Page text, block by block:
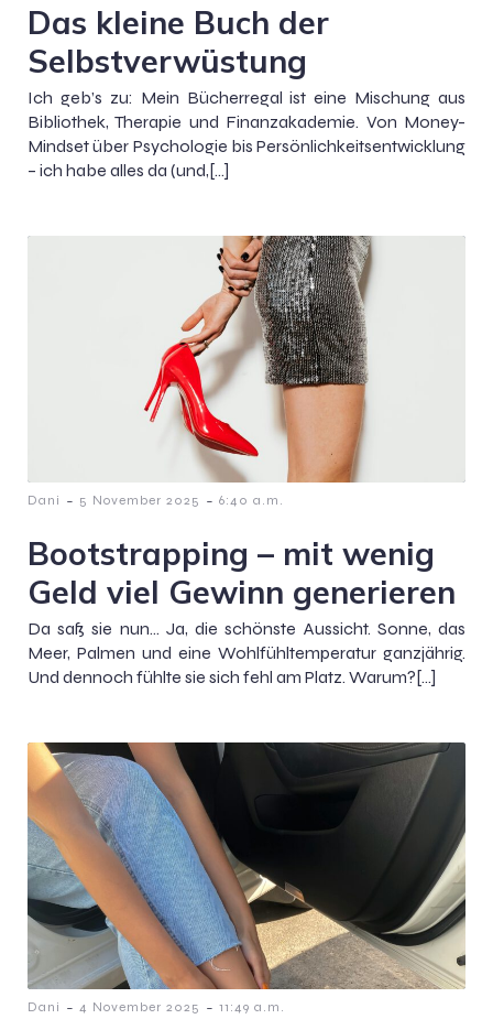
Das kleine Buch der
Selbstverwüstung
Ich geb’s zu: Mein Bücherregal ist eine Mischung aus
Bibliothek, Therapie und Finanzakademie. Von Money-
Mindset über Psychologie bis Persönlichkeitsentwicklung
– ich habe alles da (und,[…]
Dani - 5 November 2025 - 6:40 a.m.
Bootstrapping – mit wenig
Geld viel Gewinn generieren
Da saß sie nun… Ja, die schönste Aussicht. Sonne, das
Meer, Palmen und eine Wohlfühltemperatur ganzjährig.
Und dennoch fühlte sie sich fehl am Platz. Warum?[…]
Dani - 4 November 2025 - 11:49 a.m.